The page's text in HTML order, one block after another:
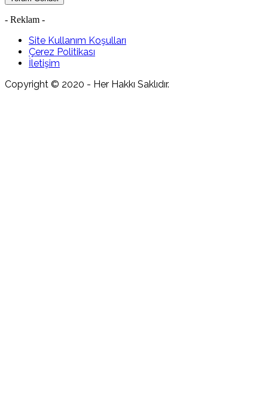
- Reklam -
Site Kullanım Koşulları
Çerez Politikası
İletişim
Copyright © 2020 - Her Hakkı Saklıdır.